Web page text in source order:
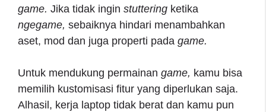
game. Jika tidak ingin stuttering ketika
ngegame, sebaiknya hindari menambahkan
aset, mod dan juga properti pada game.
Untuk mendukung permainan game, kamu bisa
memilih kustomisasi fitur yang diperlukan saja.
Alhasil, kerja laptop tidak berat dan kamu pun